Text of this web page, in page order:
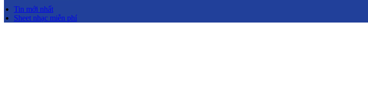
Tin mới nhất
Sheet nhạc miễn phí